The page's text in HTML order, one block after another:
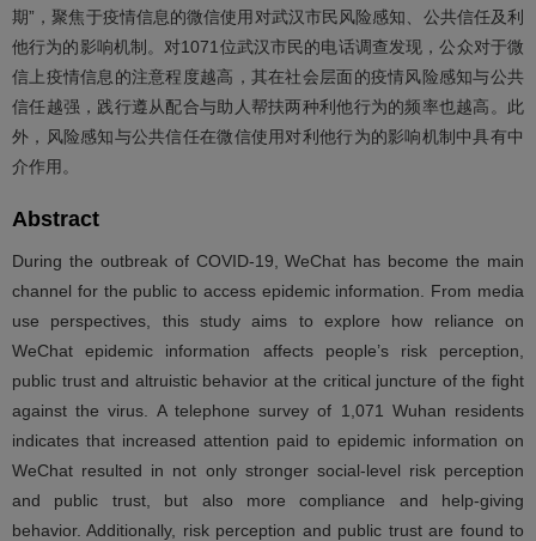
期”，聚焦于疫情信息的微信使用对武汉市民风险感知、公共信任及利
他行为的影响机制。对1071位武汉市民的电话调查发现，公众对于微
信上疫情信息的注意程度越高，其在社会层面的疫情风险感知与公共
信任越强，践行遵从配合与助人帮扶两种利他行为的频率也越高。此
外，风险感知与公共信任在微信使用对利他行为的影响机制中具有中
介作用。
Abstract
During the outbreak of COVID-19, WeChat has become the main
channel for the public to access epidemic information. From media
use perspectives, this study aims to explore how reliance on
WeChat epidemic information affects people’s risk perception,
public trust and altruistic behavior at the critical juncture of the fight
against the virus. A telephone survey of 1,071 Wuhan residents
indicates that increased attention paid to epidemic information on
WeChat resulted in not only stronger social-level risk perception
and public trust, but also more compliance and help-giving
behavior. Additionally, risk perception and public trust are found to